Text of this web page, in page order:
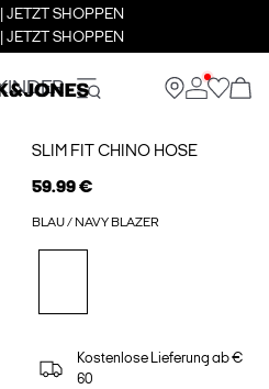
JETZT SHOPPEN
JETZT SHOPPEN
SLIM FIT CHINO HOSE
59.99 €
BLAU / NAVY BLAZER
Kostenlose Lieferung ab €
60